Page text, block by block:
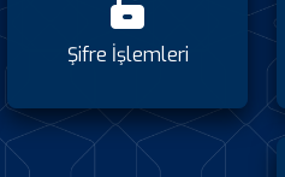
Şifre İşlemleri